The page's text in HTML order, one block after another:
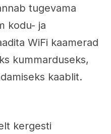
tugevama
kodu- ja
WiFi kaamerad
kummarduseks,
kaablit.
kergesti